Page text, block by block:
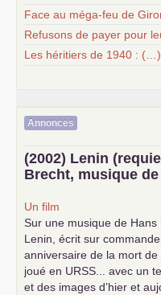
Face au méga-feu de
Refusons de payer pour
Les héritiers de 1940 : (…)
Annonces
(2002) Lenin
Brecht, musique
Un film
Sur une musique de Hans
Lenin, écrit sur
anniversaire de la mort
joué en URSS ... avec un
et des images d’hier et